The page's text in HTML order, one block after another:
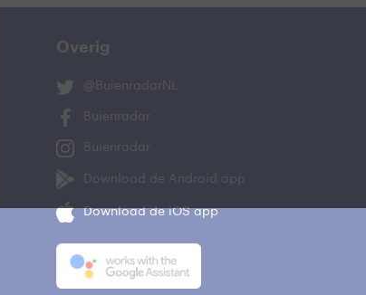
Overig
@BuienradarNL
Buienradar
Buienradar
Download de Android app
Download de iOS app